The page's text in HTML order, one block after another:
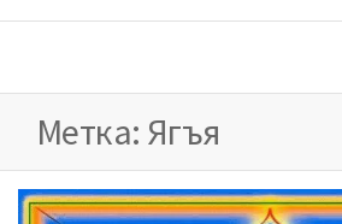
Метка: Ягъя